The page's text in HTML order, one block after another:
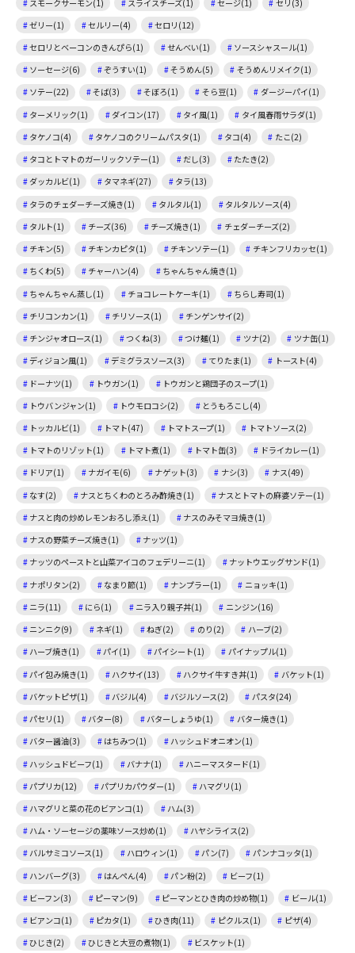
スモークサーモン(1) スライスチーズ(1) セージ(1)
セリ(3)
ゼリー(1)
セルリー(4)
セロリ(12)
セロリとベーコンのきんぴら(1)
せんべい(1)
ソースシャスール(1)
ソーセージ(6)
ぞうすい(1) そうめん(5)
そうめんリメイク(1)
ソテー(22)
そば(3) そぼろ(1) そら豆(1)
ダージーパイ(1)
ターメリック(1)
ダイコン(17) タイ風(1)
タイ風春雨サラダ(1)
タケノコ(4)
タケノコのクリームパスタ(1) タコ(4)
たこ(2)
タコとトマトのガーリックソテー(1)
だし(3)
たたき(2)
ダッカルビ(1)
タマネギ(27)
タラ(13)
タラのチェダーチーズ焼き(1)
タルタル(1)
タルタルソース(4)
タルト(1)
チーズ(36) チーズ焼き(1)
チェダーチーズ(2)
チキン(5)
チキンカピタ(1) チキンソテー(1)
チキンフリカッセ(1)
ちくわ(5)
チャーハン(4)
ちゃんちゃん焼き(1)
ちゃんちゃん蒸し(1)
チョコレートケーキ(1)
ちらし寿司(1)
チリコンカン(1)
チリソース(1)
チンゲンサイ(2)
チンジャオロース(1)
つくね(3) つけ麺(1) ツナ(2)
ツナ缶(1)
ディジョン風(1)
デミグラスソース(3) てりたま(1)
トースト(4)
ドーナツ(1)
トウガン(1)
トウガンと鶏団子のスープ(1)
トウバンジャン(1)
トウモロコシ(2)
とうもろこし(4)
トッカルビ(1)
トマト(47) トマトスープ(1)
トマトソース(2)
トマトのリゾット(1)
トマト煮(1) トマト缶(3)
ドライカレー(1)
ドリア(1)
ナガイモ(6) ナゲット(3) ナシ(3)
ナス(49)
なす(2)
ナスとちくわのとろみ酢焼き(1)
ナスとトマトの麻婆ソテー(1)
ナスと肉の炒めレモンおろし添え(1)
ナスのみそマヨ焼き(1)
ナスの野菜チーズ焼き(1)
ナッツ(1)
ナッツのペーストと山菜アイコのフェデリーニ(1)
ナットウエッグサンド(1)
ナポリタン(2)
なまり節(1) ナンプラー(1)
ニョッキ(1)
ニラ(11)
にら(1) ニラ入り親子丼(1)
ニンジン(16)
ニンニク(9)
ネギ(1) ねぎ(2) のり(2)
ハーブ(2)
ハーブ焼き(1)
パイ(1) パイシート(1)
パイナップル(1)
パイ包み焼き(1)
ハクサイ(13) ハクサイ牛すき丼(1)
バケット(1)
バケットピザ(1)
バジル(4) バジルソース(2)
パスタ(24)
パセリ(1)
バター(8) バターしょうゆ(1)
バター焼き(1)
バター醤油(3)
はちみつ(1)
ハッシュドオニオン(1)
ハッシュドビーフ(1)
バナナ(1)
ハニーマスタード(1)
パプリカ(12)
パプリカパウダー(1)
ハマグリ(1)
ハマグリと菜の花のビアンコ(1)
ハム(3)
ハム・ソーセージの薬味ソース炒め(1)
ハヤシライス(2)
バルサミコソース(1)
ハロウィン(1) パン(7)
パンナコッタ(1)
ハンバーグ(3)
はんぺん(4) パン粉(2)
ビーフ(1)
ビーフン(3)
ピーマン(9) ピーマンとひき肉の炒め物(1)
ビール(1)
ビアンコ(1)
ピカタ(1) ひき肉(11) ピクルス(1)
ピザ(4)
ひじき(2)
ひじきと大豆の煮物(1)
ビスケット(1)